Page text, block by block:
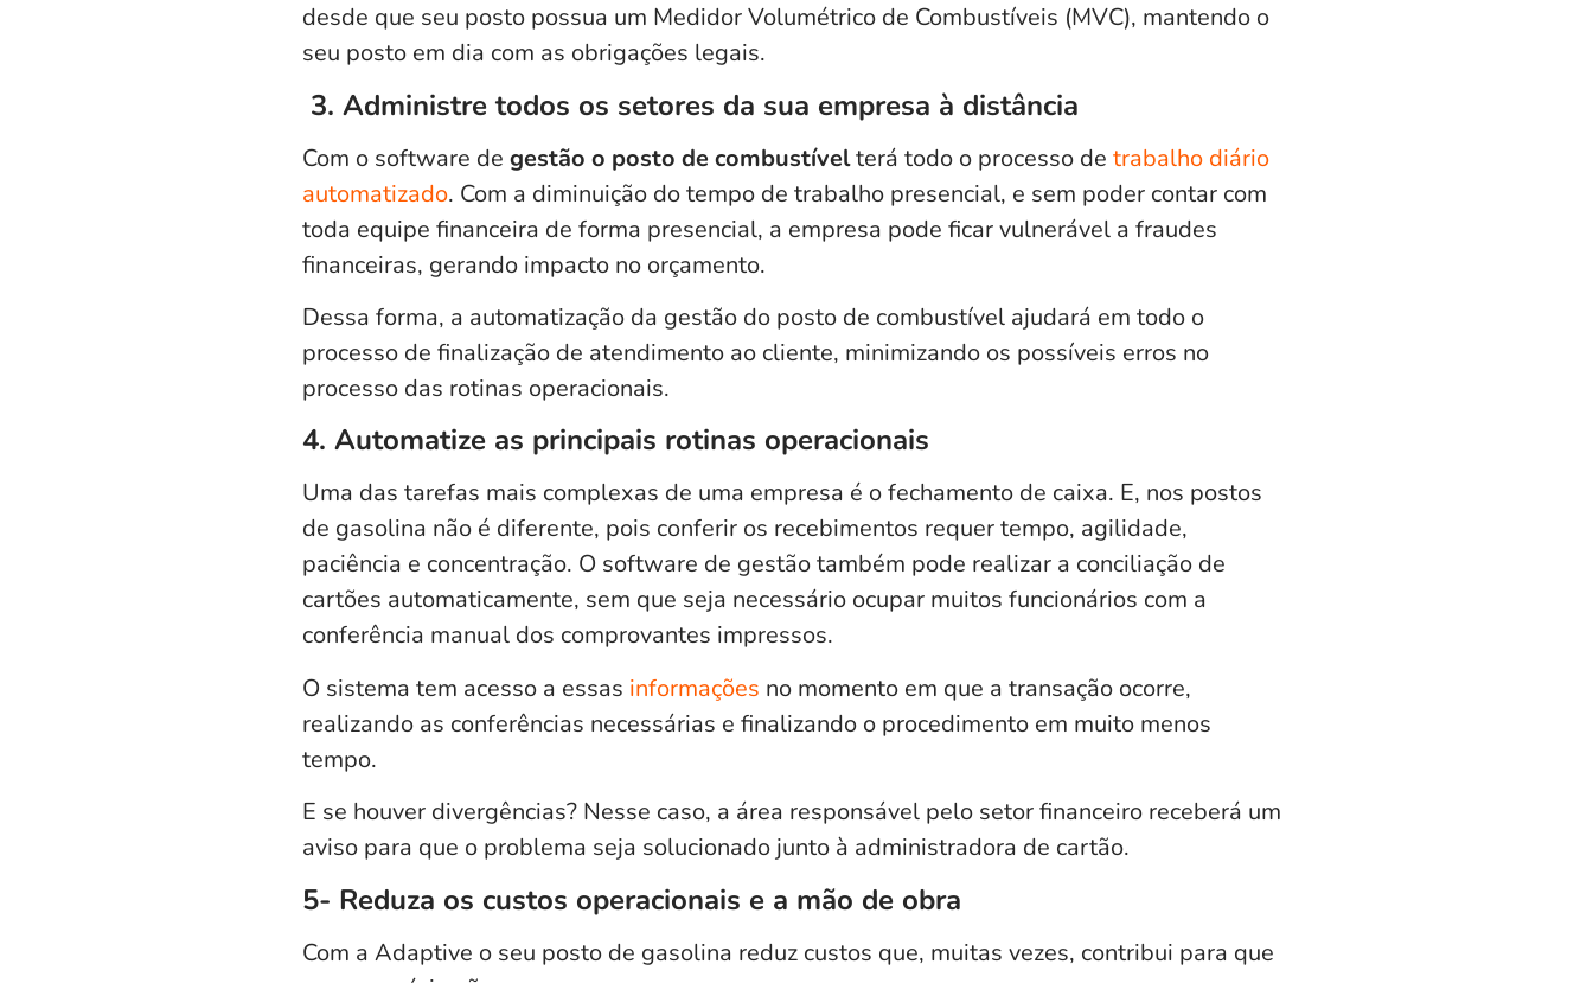
desde que seu posto possua um Medidor Volumétrico de Combustíveis (MVC), mantendo o
seu posto em dia com as obrigações legais.
3. Administre todos os setores da sua empresa à distância
Com o software de gestão o posto de combustívelterá todo o processo de trabalho diário
automatizado. Com a diminuição do tempo de trabalho presencial, e sem poder contar com
toda equipe financeira de forma presencial, a empresa pode ficar vulnerável a fraudes
financeiras, gerando impacto no orçamento.
Dessa forma, a automatização da gestão do posto de combustível ajudará em todo o
processo de finalização de atendimento ao cliente, minimizando os possíveis erros no
processo das rotinas operacionais.
4. Automatize as principais rotinas operacionais
Uma das tarefas mais complexas de uma empresa é o fechamento de caixa. E, nos postos
de gasolina não é diferente, pois conferir os recebimentos requer tempo, agilidade,
paciência e concentração. O software de gestão também pode realizar a conciliação de
cartões automaticamente, sem que seja necessário ocupar muitos funcionários com a
conferência manual dos comprovantes impressos.
O sistema tem acesso a essas informações no momento em que a transação ocorre,
realizando as conferências necessárias e finalizando o procedimento em muito menos
tempo.
E se houver divergências? Nesse caso, a área responsável pelo setor financeiro receberá um
aviso para que o problema seja solucionado junto à administradora de cartão.
5- Reduza os custos operacionais e a mão de obra
Com a Adaptive o seu posto de gasolina reduz custos que, muitas vezes, contribui para que